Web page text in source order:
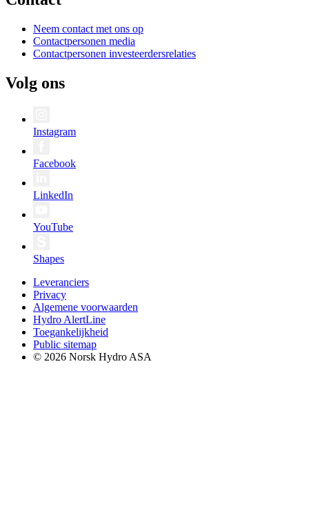
Neem contact met ons op
Contactpersonen media
Contactpersonen investeerdersrelaties
Volg ons
Instagram
Facebook
LinkedIn
YouTube
Shapes
Leveranciers
Privacy
Algemene voorwaarden
Hydro AlertLine
Toegankelijkheid
Public sitemap
© 2026 Norsk Hydro ASA